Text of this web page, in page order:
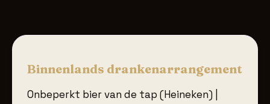
Binnenlands drankenarrangement
Onbeperkt bier van de tap (Heineken) |